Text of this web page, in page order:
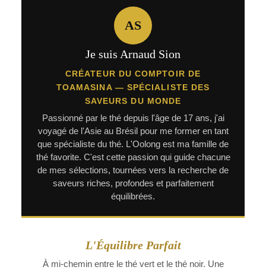
AS
Je suis Arnaud Sion
CRÉATEUR DU COMPTOIR DE
TOAMASINA — SPÉCIALISTE DES
SAVEURS DU MONDE
Passionné par le thé depuis l'âge de 17 ans, j'ai
voyagé de l'Asie au Brésil pour me former en tant
que spécialiste du thé. L'Oolong est ma famille de
thé favorite. C'est cette passion qui guide chacune
de mes sélections, tournées vers la recherche de
saveurs riches, profondes et parfaitement
équilibrées.
L'Équilibre Parfait
À mi-chemin entre le thé vert et le thé noir. Une